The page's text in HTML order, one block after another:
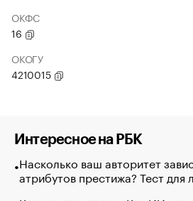
ОКФС
16
ОКОГУ
4210015
Интересное на РБК
Насколько ваш авторитет
атрибутов престижа? Тест для